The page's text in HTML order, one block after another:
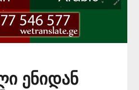
ენიდან